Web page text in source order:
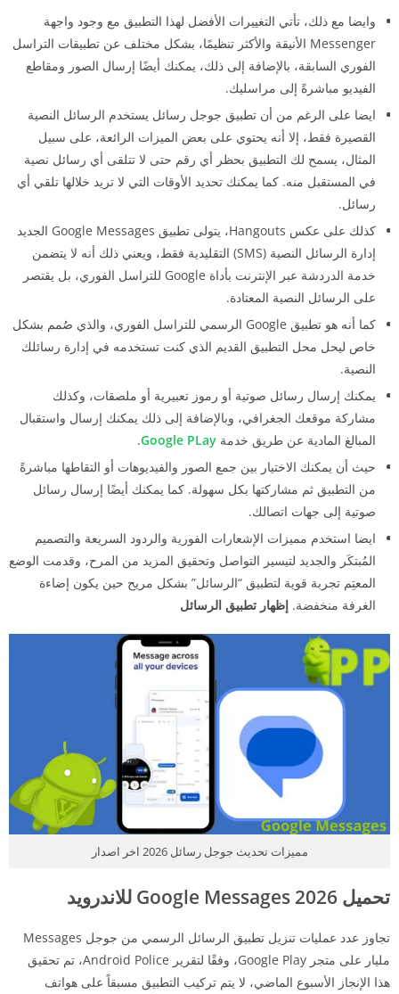
وايضا مع ذلك، تأتي التغييرات الأفضل لهذا التطبيق مع وجود واجهة
Messenger الأنيقة والأكثر تنظيمًا، بشكل مختلف عن تطبيقات التراسل
الفوري السابقة، بالإضافة إلى ذلك، يمكنك أيضًا إرسال الصور ومقاطع
الفيديو مباشرةً إلى مراسليك.
ايضا على الرغم من أن تطبيق جوجل رسائل يستخدم الرسائل النصية
القصيرة فقط، إلا أنه يحتوي على بعض الميزات الرائعة، على سبيل
المثال، يسمح لك التطبيق بحظر أي رقم حتى لا تتلقى أي رسائل نصية
في المستقبل منه. كما يمكنك تحديد الأوقات التي لا تريد خلالها تلقي أي
رسائل.
كذلك على عكس Hangouts، يتولى تطبيق Google Messages الجديد
إدارة الرسائل النصية (SMS) التقليدية فقط، ويعني ذلك أنه لا يتضمن
خدمة الدردشة عبر الإنترنت بأداة Google للتراسل الفوري، بل يقتصر
على الرسائل النصية المعتادة.
كما أنه هو تطبيق Google الرسمي للتراسل الفوري، والذي صُمم بشكل
خاص ليحل محل التطبيق القديم الذي كنت تستخدمه في إدارة رسائلك
النصية.
يمكنك إرسال رسائل صوتية أو رموز تعبيرية أو ملصقات، وكذلك
مشاركة موقعك الجغرافي، وبالإضافة إلى ذلك يمكنك إرسال واستقبال
المبالغ المادية عن طريق خدمة Google PLay
.
حيث أن يمكنك الاختيار بين جمع الصور والفيديوهات أو التقاطها مباشرةً
من التطبيق ثم مشاركتها بكل سهولة. كما يمكنك أيضًا إرسال رسائل
صوتية إلى جهات اتصالك.
ايضا استخدم مميزات الإشعارات الفورية والردود السريعة والتصميم
المُبتكَر والجديد لتيسير التواصل وتحقيق المزيد من المرح، وقدمت الوضع
المعتِم تجربة قوية لتطبيق “الرسائل” بشكل مريح حين يكون إضاءة
الغرفة منخفضة. إظهار تطبيق الرسائل
مميزات تحديث جوجل رسائل 2026 اخر اصدار
تحميل 2026 Google Messages للاندرويد
تجاوز عدد عمليات تنزيل تطبيق الرسائل الرسمي من جوجل Messages
مليار على متجر Google Play، وفقًا لتقرير Android Police، تم تحقيق
هذا الإنجاز الأسبوع الماضي، لا يتم تركيب التطبيق مسبقاً على هواتف